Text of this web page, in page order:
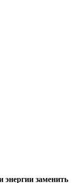
энергии заменить